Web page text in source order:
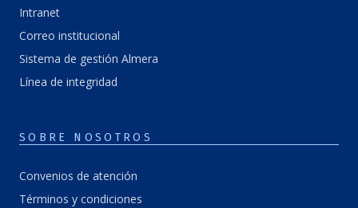
Intranet
Correo institucional
Sistema de gestión Almera
Línea de integridad
SOBRE NOSOTROS
Convenios de atención
Términos y condiciones